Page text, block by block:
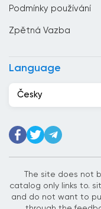
Čínská republika
Ekvádor
Etiopie
Filipíny
Podmínky používání
Zpětná Vazba
Language
Česky
The site does not
catalog only links to.
and do not want to